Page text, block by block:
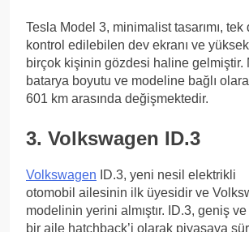
Tesla Model 3, minimalist tasarımı, tek
kontrol edilebilen dev ekranı ve
birçok kişinin gözdesi haline gelmiştir.
batarya boyutu ve modeline bağlı
601 km arasında değişmektedir.
3. Volkswagen ID.3
Volkswagen ID.3, yeni nesil elektrikli
otomobil ailesinin ilk üyesidir ve
modelinin yerini almıştır. ID.3, geniş ve
bir aile hatchback’i olarak piyasaya